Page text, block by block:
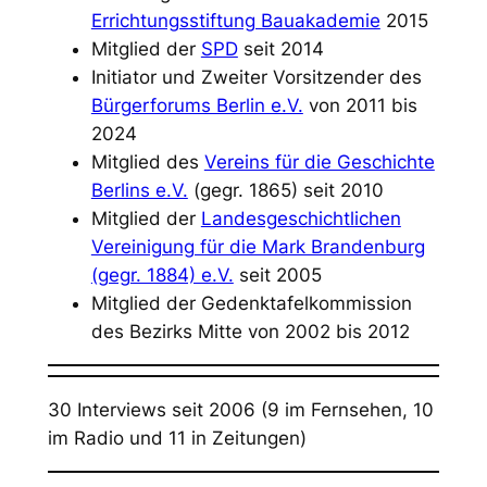
Errichtungsstiftung Bauakademie 2015
Mitglied der SPDseit 2014
Initiator und Zweiter Vorsitzender des
Bürgerforums Berlin e.V. von 2011 bis
2024
Mitglied des Vereins für die Geschichte
Berlins e.V. (gegr. 1865) seit 2010
Mitglied der Landesgeschichtlichen
Vereinigung für die Mark Brandenburg
(gegr. 1884) e.V. seit 2005
Mitglied der Gedenktafelkommission
des Bezirks Mitte von 2002 bis 2012
30 Interviews seit 2006 (9 im Fernsehen, 10
im Radio und 11 in Zeitungen)